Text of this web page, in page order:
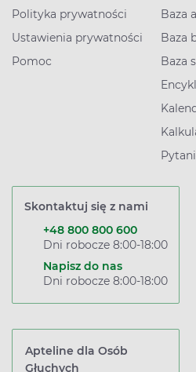
Polityka prywatności
Ustawienia prywatności
Pomoc
Baza
Baza
Baza
Skontaktuj się z nami
+48 800 800 600
Dni robocze 8:00-18:00
Napisz do nas
Dni robocze 8:00-18:00
Apteline dla Osób
Głuchych